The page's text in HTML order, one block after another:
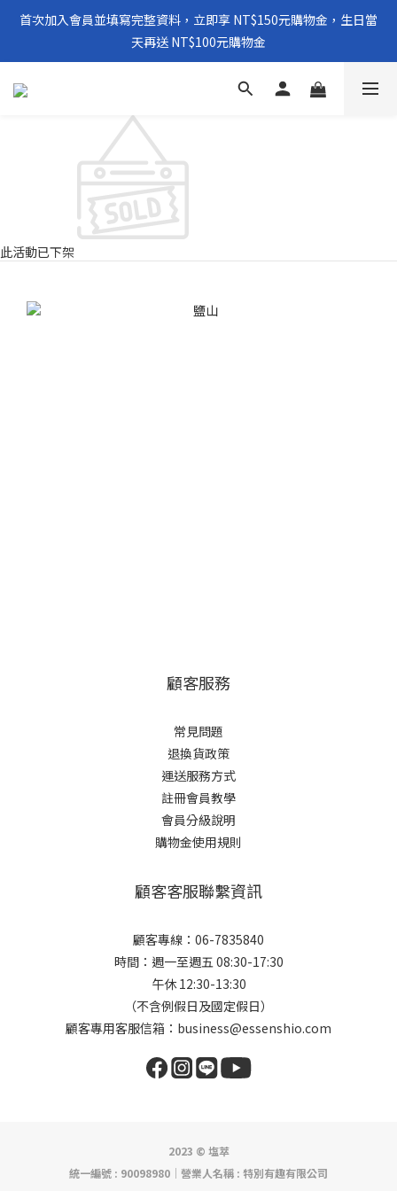
首次加入會員並填寫完整資料，立即享 NT$150元購物金，生日當
天再送 NT$100元購物金
此活動已下架
顧客服務
常見問題
退換貨政策
運送服務方式
註冊會員教學
會員分級說明
購物金使用規則
顧客客服聯繫資訊
顧客專線：06-7835840
時間：週一至週五 08:30-17:30
午休 12:30-13:30
（不含例假日及國定假日）
顧客專用客服信箱：business@essenshio.com
2023 © 塩萃
統一編號 : 90098980│營業人名稱 : 特別有趣有限公司